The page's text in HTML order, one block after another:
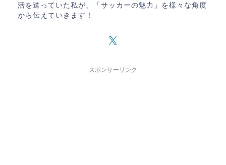
活を送っていた私が、「サッカーの魅力」を様々な角度
から伝えていきます！
スポンサーリンク